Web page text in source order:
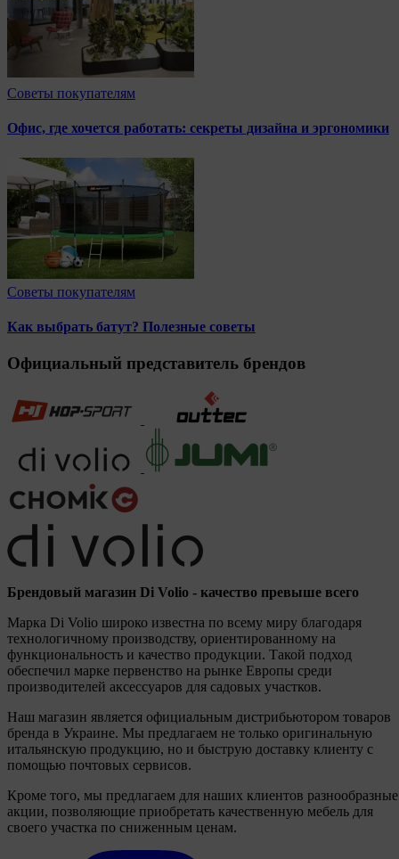
Советы покупателям
Офис, где хочется работать: секреты дизайна и эргономики
Советы покупателям
Как выбрать батут? Полезные советы
Официальный представитель брендов
Брендовый магазин Di Volio - качество превыше всего
Марка Di Volio широко известна по всему миру благодаря
технологичному производству, ориентированному на
функциональность и качество продукции. Такой подход
обеспечил марке первенство на рынке Европы среди
производителей аксессуаров для садовых участков.
Наш магазин является официальным дистрибьютором товаров
бренда в Украине. Мы предлагаем не только оригинальную
итальянскую продукцию, но и быструю доставку клиенту с
помощью почтовых сервисов.
Кроме того, мы предлагаем для наших клиентов разнообразные
акции, позволяющие приобретать качественную мебель для
своего участка по сниженным ценам.